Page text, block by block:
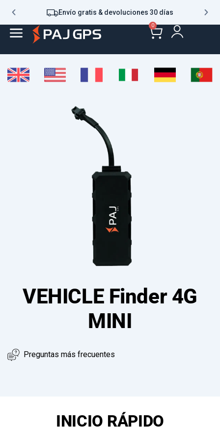
Envío gratis & devoluciones 30 días
0
VEHICLE Finder 4G
MINI
Preguntas más frecuentes
INICIO RÁPIDO